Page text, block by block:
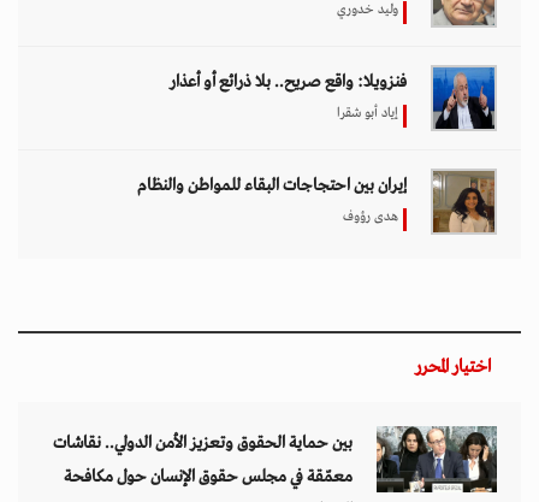
وليد خدوري
فنزويلا: واقع صريح.. بلا ذرائع أو أعذار
إياد أبو شقرا
إيران بين احتجاجات البقاء للمواطن والنظام
هدى رؤوف
اختيار المحرر
بين حماية الحقوق وتعزيز الأمن الدولي.. نقاشات
معمّقة في مجلس حقوق الإنسان حول مكافحة